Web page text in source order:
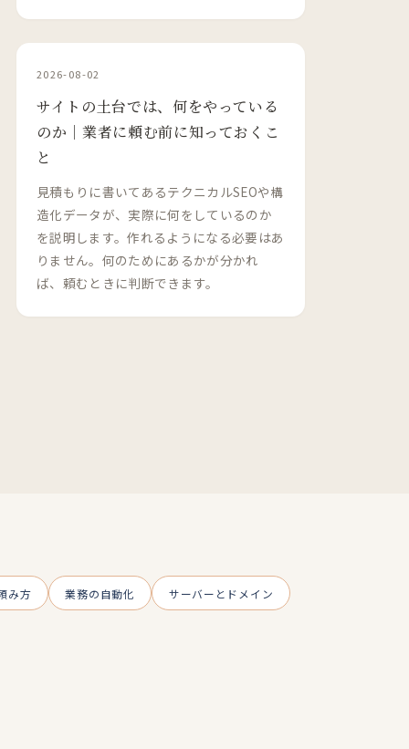
2026-08-02
サイトの土台では、何をやっている
のか｜業者に頼む前に知っておくこ
と
見積もりに書いてあるテクニカルSEOや構
造化データが、実際に何をしているのか
を説明します。作れるようになる必要はあ
りません。何のためにあるかが分かれ
ば、頼むときに判断できます。
み方 業務の自動化 サーバーとドメイン